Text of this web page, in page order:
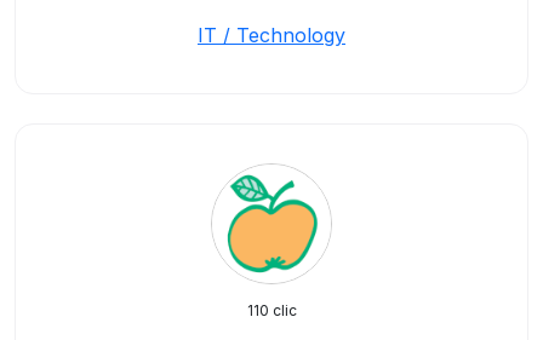
IT / Technology
110 clic